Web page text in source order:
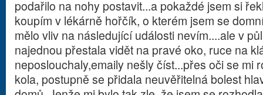
podařilo na nohy postavit...a pokaždé jsem si
koupím v lékárně hořčík, o kterém jsem se
mělo vliv na následující události nevím....ale v
najednou přestala vidět na pravé oko, ruce na
neposlouchaly,emaily nešly číst...přes oči se mi
kola, postupně se přidala neuvěřitelná bolest